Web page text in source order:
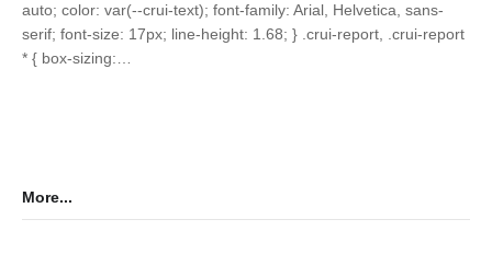
auto; color: var(--crui-text); font-family: Arial, Helvetica, sans-
serif; font-size: 17px; line-height: 1.68; } .crui-report, .crui-report
* { box-sizing:…
More...